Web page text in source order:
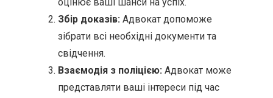
Збір доказів: Адвокат допоможе
зібрати всі необхідні документи та
свідчення.
Взаємодія з поліцією: Адвокат може
представляти ваші інтереси під час